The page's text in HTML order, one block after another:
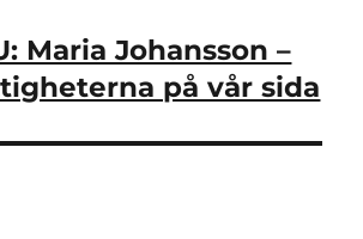
Maria Johansson –
på vår sida